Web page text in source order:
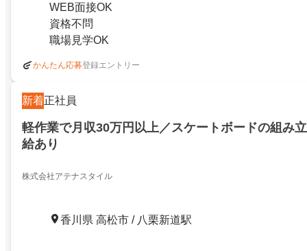
WEB面接OK
資格不問
職場見学OK
かんたん応募登録エントリー
新着正社員
軽作業で月収30万円以上／スケートボードの組み
給あり
株式会社アテナスタイル
香川県 高松市 / 八栗新道駅